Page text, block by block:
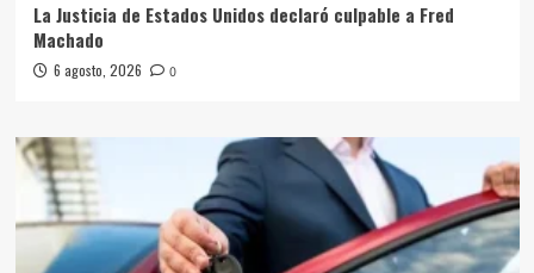
La Justicia de Estados Unidos declaró culpable a Fred
Machado
6 agosto, 2026 0